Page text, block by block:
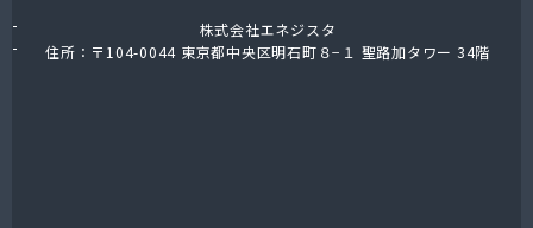
丸井商店外之原支店
丸金薪炭店
株式会社エネジスタ
住所：〒104-0044 東京都中央区明石町８−１ 聖路加タワー 34階